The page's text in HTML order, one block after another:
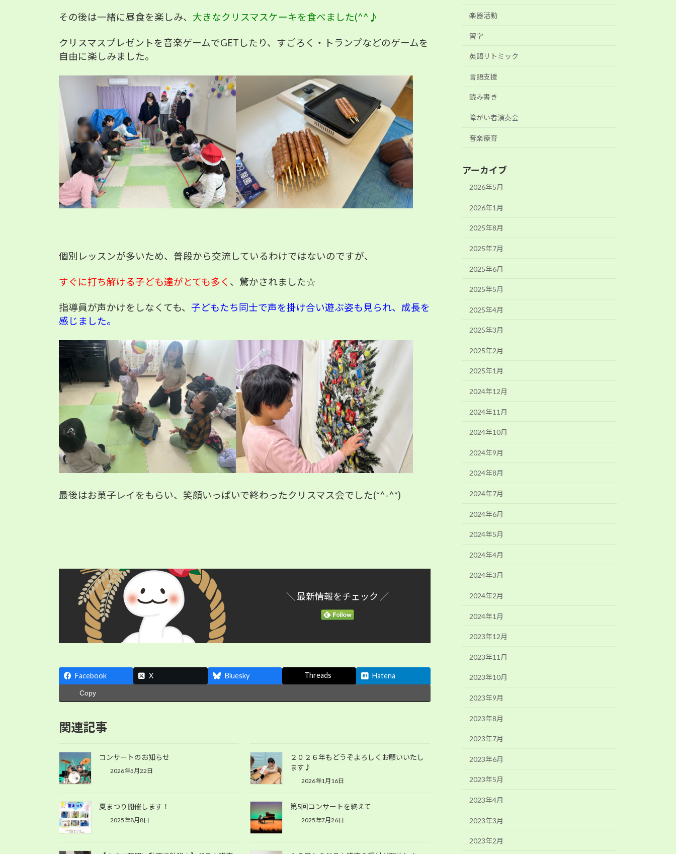
その後は一緒に昼食を楽しみ、 大きなクリスマスケーキを食べました(^^♪
クリスマスプレゼントを音楽ゲームでGETしたり、すごろく・トランプなどのゲームを
自由に楽しみました。
個別レッスンが多いため、普段から交流しているわけではないのですが、
すぐに打ち解ける子ども達がとても多く 、驚かされました☆
指導員が声かけをしなくても、 子どもたち同士で声を掛け合い遊ぶ姿も見られ、成長を
感じました。
最後はお菓子レイをもらい、笑顔いっぱいで終わったクリスマス会でした(*^-^*)
＼ 最新情報をチェック ／
Facebook X Bluesky Threads Hatena
Copy
関連記事
コンサートのお知らせ
2026年5月22日
２０２６年もどうぞよろしくお願いいたし
ます♪
2026年1月16日
夏まつり開催します！
2025年8月8日
第5回コンサートを終えて
2025年7月26日
楽器活動
習字
英語リトミック
言語支援
読み書き
障がい者演奏会
音楽療育
アーカイブ
2026年5月
2026年1月
2025年8月
2025年7月
2025年6月
2025年5月
2025年4月
2025年3月
2025年2月
2025年1月
2024年12月
2024年11月
2024年10月
2024年9月
2024年8月
2024年7月
2024年6月
2024年5月
2024年4月
2024年3月
2024年2月
2024年1月
2023年12月
2023年11月
2023年10月
2023年9月
2023年8月
2023年7月
2023年6月
2023年5月
2023年4月
2023年3月
2023年2月